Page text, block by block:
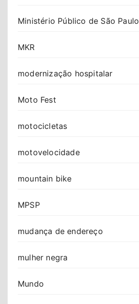
Ministério Público de São Paulo
MKR
modernização hospitalar
Moto Fest
motocicletas
motovelocidade
mountain bike
MPSP
mudança de endereço
mulher negra
Mundo